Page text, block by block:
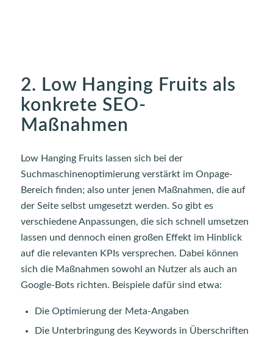
2. Low Hanging Fruits als
konkrete SEO-
Maßnahmen
Low Hanging Fruits lassen sich bei der
Suchmaschinenoptimierung verstärkt im Onpage-
Bereich finden; also unter jenen Maßnahmen, die auf
der Seite selbst umgesetzt werden. So gibt es
verschiedene Anpassungen, die sich schnell umsetzen
lassen und dennoch einen großen Effekt im Hinblick
auf die relevanten KPIs versprechen. Dabei können
sich die Maßnahmen sowohl an Nutzer als auch an
Google-Bots richten. Beispiele dafür sind etwa:
Die Optimierung der Meta-Angaben
Die Unterbringung des Keywords in Überschriften